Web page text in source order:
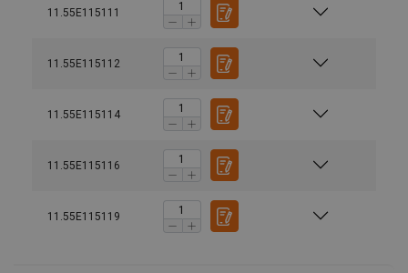
11.55E115111
11.55E115112
11.55E115114
11.55E115116
11.55E115119